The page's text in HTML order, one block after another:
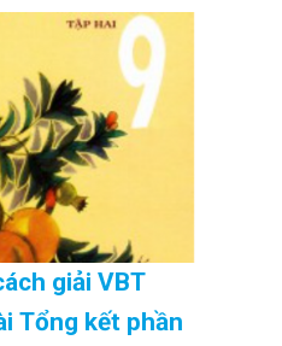
giải VBT
Tổng kết phần